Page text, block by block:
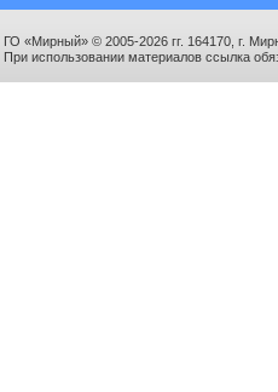
ГО «Мирный» © 2005-2026 гг. 164170, г.
При использовании материалов ссылка